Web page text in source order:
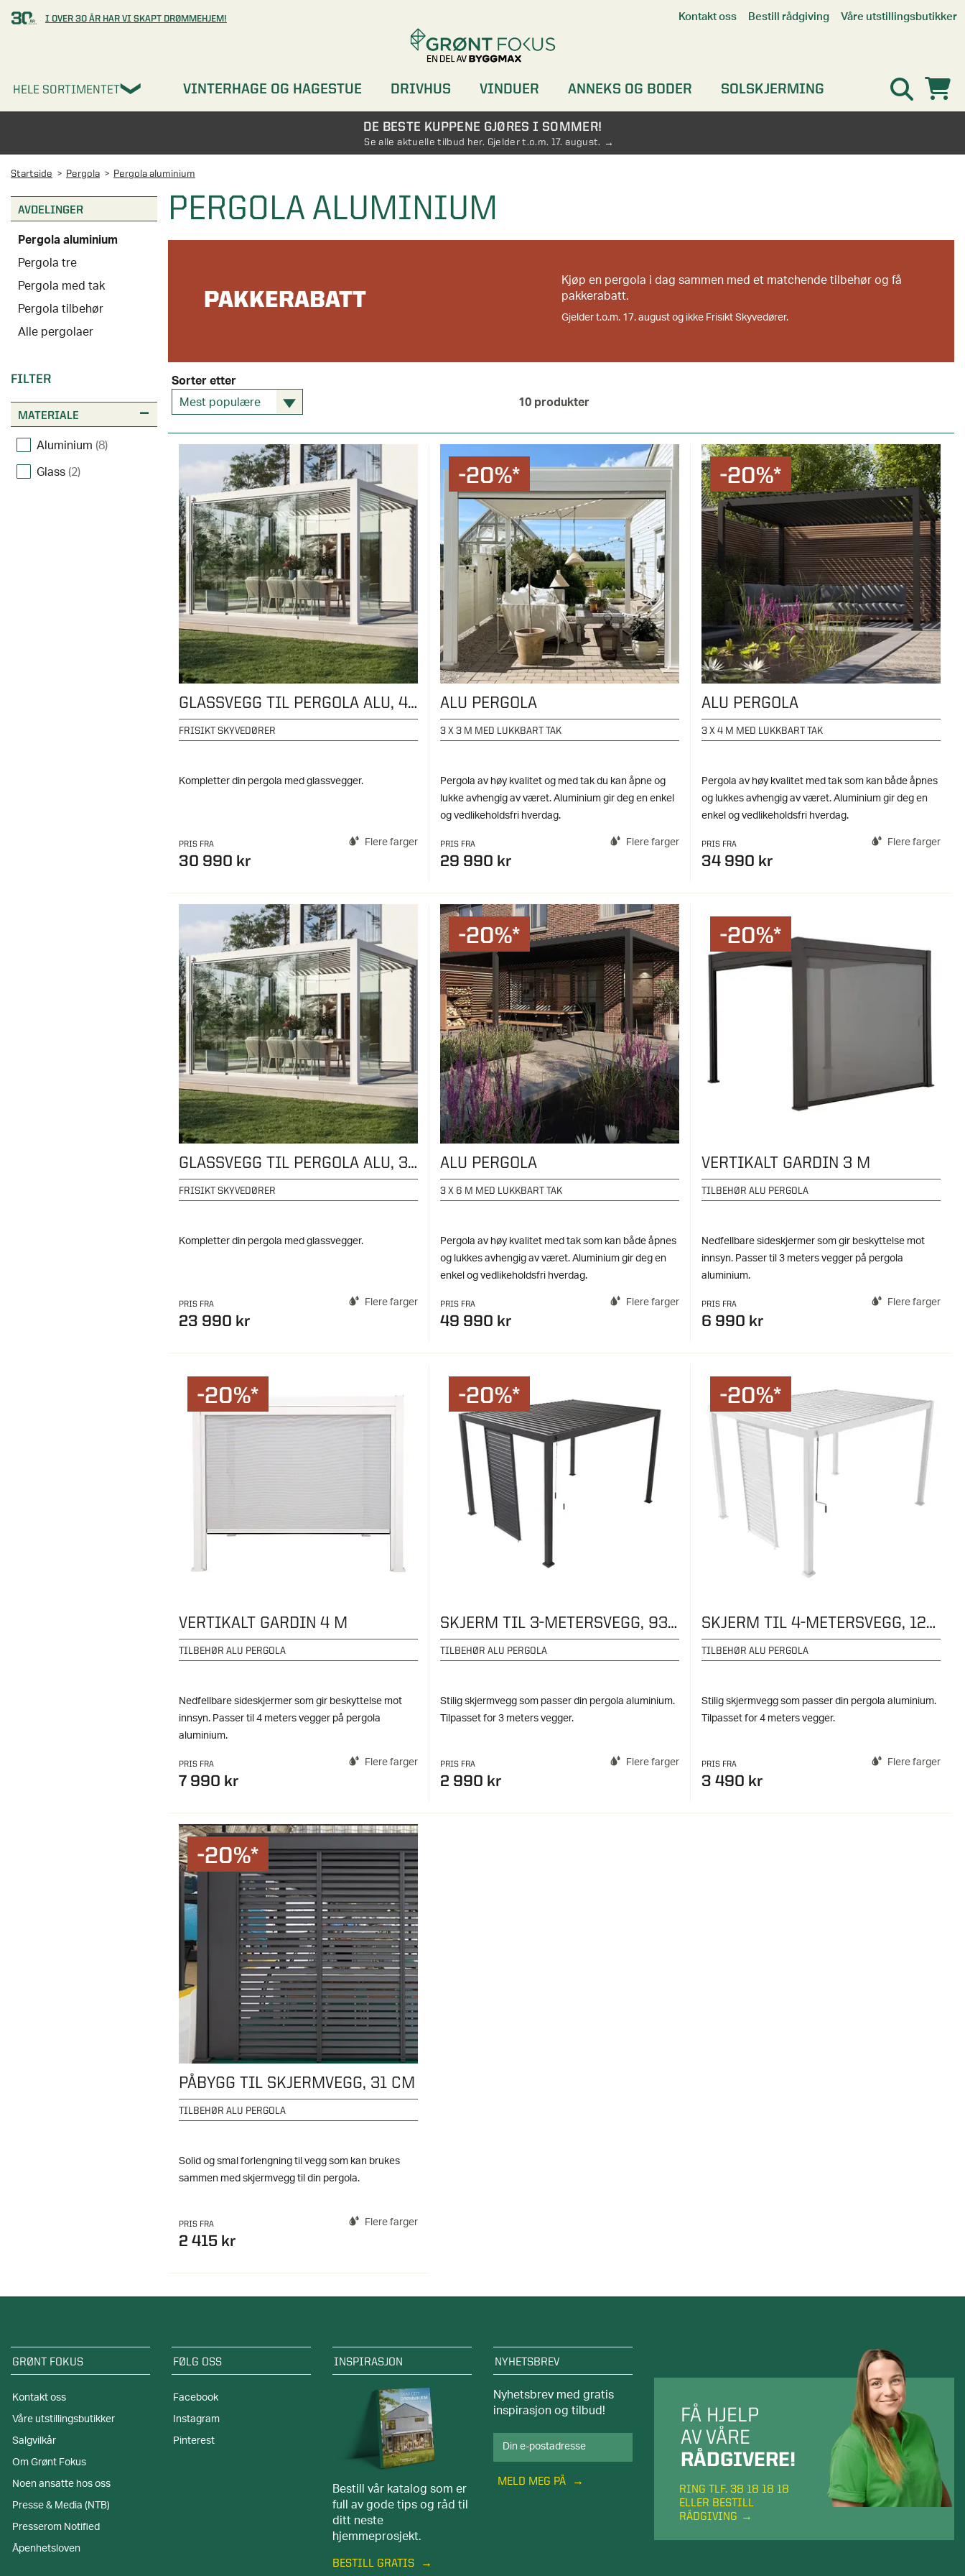
I OVER 30 ÅR HAR VI SKAPT DRØMMEHJEM! Kontakt oss Bestill rådgiving Våre utstillingsbutikker
Kristiansand
HELE SORTIMENTET VINTERHAGE OG HAGESTUE DRIVHUS VINDUER ANNEKS OG BODER
SOLSKJERMING
DØRER
GARDEROBER
DE BESTE KUPPENE GJØRES I SOMMER!
Se alle aktuelle tilbud her. Gjelder t.o.m. 17. august.
Startside Pergola Pergola aluminium
AVDELINGER
Pergola aluminium
Pergola tre
Pergola med tak
Pergola tilbehør
Alle pergolaer
FILTER
MATERIALE
Aluminium (8)
Glass (2)
PERGOLA ALUMINIUM
PAKKERABATT
Kjøp en pergola i dag sammen med et matchende tilbehør og få
pakkerabatt.
Gjelder t.o.m. 17. august og ikke Frisikt Skyvedører.
Sorter etter
Mest populære
10 produkter
GLASSVEGG TIL PERGOLA ALU, 4 M
FRISIKT SKYVEDØRER
Kompletter din pergola med glassvegger.
PRIS FRA Flere farger
30 990 kr
-20%*
ALU PERGOLA
3 X 3 M MED LUKKBART TAK
Pergola av høy kvalitet og med tak du kan åpne og
lukke avhengig av været. Aluminium gir deg en enkel
og vedlikeholdsfri hverdag.
PRIS FRA Flere farger
29 990 kr
-20%*
ALU PERGOLA
3 X 4 M MED LUKKBART TAK
Pergola av høy kvalitet med tak som kan både åpnes
og lukkes avhengig av været. Aluminium gir deg en
enkel og vedlikeholdsfri hverdag.
PRIS FRA Flere farger
34 990 kr
GLASSVEGG TIL PERGOLA ALU, 3 M
FRISIKT SKYVEDØRER
Kompletter din pergola med glassvegger.
PRIS FRA Flere farger
23 990 kr
-20%*
ALU PERGOLA
3 X 6 M MED LUKKBART TAK
Pergola av høy kvalitet med tak som kan både åpnes
og lukkes avhengig av været. Aluminium gir deg en
enkel og vedlikeholdsfri hverdag.
PRIS FRA Flere farger
49 990 kr
-20%*
VERTIKALT GARDIN 3 M
TILBEHØR ALU PERGOLA
Nedfellbare sideskjermer som gir beskyttelse mot
innsyn. Passer til 3 meters vegger på pergola
aluminium.
PRIS FRA Flere farger
6 990 kr
-20%*
VERTIKALT GARDIN 4 M
TILBEHØR ALU PERGOLA
Nedfellbare sideskjermer som gir beskyttelse mot
innsyn. Passer til 4 meters vegger på pergola
aluminium.
PRIS FRA Flere farger
7 990 kr
-20%*
SKJERM TIL 3-METERSVEGG, 93CM
TILBEHØR ALU PERGOLA
Stilig skjermvegg som passer din pergola aluminium.
Tilpasset for 3 meters vegger.
PRIS FRA Flere farger
2 990 kr
-20%*
SKJERM TIL 4-METERSVEGG, 123,5CM
TILBEHØR ALU PERGOLA
Stilig skjermvegg som passer din pergola aluminium.
Tilpasset for 4 meters vegger.
PRIS FRA Flere farger
3 490 kr
-20%*
PÅBYGG TIL SKJERMVEGG, 31 CM
TILBEHØR ALU PERGOLA
Solid og smal forlengning til vegg som kan brukes
sammen med skjermvegg til din pergola.
PRIS FRA Flere farger
2 415 kr
GRØNT FOKUS
Kontakt oss
Våre utstillingsbutikker
Salgvilkår
Om Grønt Fokus
Noen ansatte hos oss
Presse & Media (NTB)
Presserom Notified
Åpenhetsloven
FØLG OSS
Facebook
Instagram
Pinterest
INSPIRASJON
Bestill vår katalog som er
full av gode tips og råd til
ditt neste
hjemmeprosjekt.
BESTILL GRATIS
NYHETSBREV
Nyhetsbrev med gratis
inspirasjon og tilbud!
MELD MEG PÅ
FÅ HJELP
AV VÅRE
RÅDGIVERE!
RING TLF. 38 18 18 18
ELLER BESTILL
RÅDGIVING